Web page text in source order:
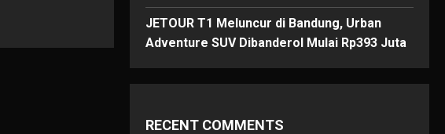
JETOUR T1 Meluncur di Bandung, Urban
Adventure SUV Dibanderol Mulai Rp393 Juta
RECENT COMMENTS